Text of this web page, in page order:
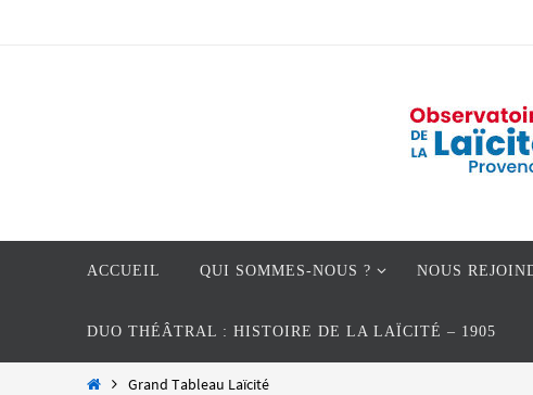
ACCUEIL QUI SOMMES-NOUS ? NOUS
DUO THÉÂTRAL : HISTOIRE DE LA LAÏCITÉ – 1905
HomeGrand Tableau Laïcité